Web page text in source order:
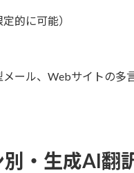
的に可能）
ール、Webサイトの多
別・生成AI翻